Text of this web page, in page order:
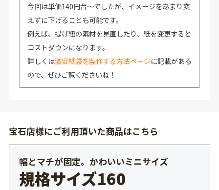
今回は単価140円台～でしたが、イメージをあまり変
えずに下げることも可能です。
例えば、提げ紐の素材を見直したり、紙を変更すると
コストダウンになります。
詳しくは激安紙袋を製作する方法ページに記載がある
ので、ぜひご覧くださいね！
宝石店様にご利用頂いた商品はこちら
幅とマチが固定。かわいいミニサイズ
規格サイズ160